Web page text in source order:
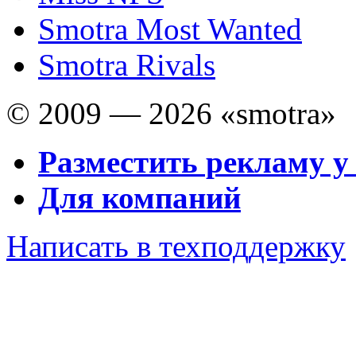
Smotra Most Wanted
Smotra Rivals
© 2009 — 2026 «smotra»
Разместить рекламу у
Для компаний
Написать в техподдержку